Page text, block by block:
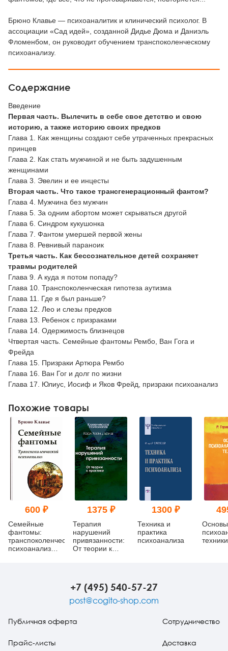
Брюно Клавье — психоаналитик и клинический психолог. В
ассоциации «Сад идей», созданной Дидье Дюма и Даниэль
Фломенбом, он руководит обучением транспоколенческому
психоанализу.
Содержание
Введение
Первая часть. Вылечить в себе свое детство и свою
историю, а также историю своих предков
Глава 1. Как женщины создают себе утраченных прекрасных
принцев
Глава 2. Как стать мужчиной и не быть задушенным
женщинами
Глава 3. Эвелин и ее инцесты
Вторая часть. Что такое трансгенерационный фантом?
Глава 4. Мужчина без мужчин
Глава 5. За одним абортом может скрываться другой
Глава 6. Синдром кукушонка
Глава 7. Фантом умершей первой жены
Глава 8. Ревнивый параноик
Третья часть. Как бессознательное детей сохраняет
травмы родителей
Глава 9. А куда я потом попаду?
Глава 10. Транспоколенческая гипотеза аутизма
Глава 11. Где я был раньше?
Глава 12. Лео и слезы предков
Глава 13. Ребенок с призраками
Глава 14. Одержимость близнецов
Чтвертая часть. Семейные фантомы Рембо, Ван Гога и
Фрейда
Глава 15. Призраки Артюра Рембо
Глава 16. Ван Гог и долг по жизни
Глава 17. Юлиус, Иосиф и Яков Фрейд, призраки психоанализ
Похожие товары
600 ₽
Семейные
фантомы:
транспоколенческий
психоанализ
1375 ₽
Терапия
нарушений
привязанности:
От теории к
1300 ₽
Техника и
практика
психоанализа
Основы
техники
+7 (495) 540-57-27
post@cogito-shop.com
Публичная оферта
Прайс-листы
Сотрудничество
Доставка